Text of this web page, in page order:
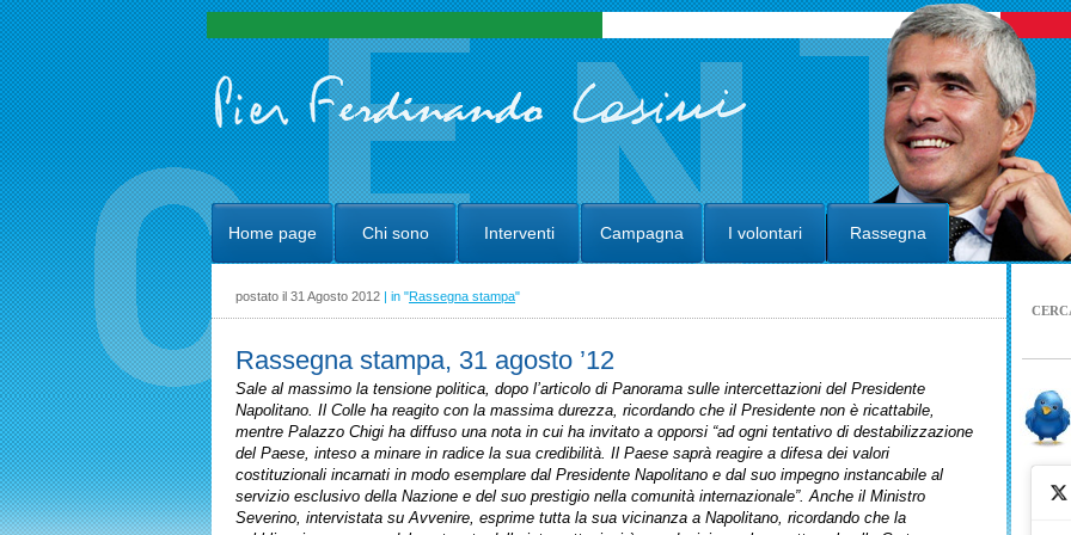
Home page Chi sono Interventi Campagna I volontari Rassegna
postato il 31 Agosto 2012 | in "Rassegna stampa"
Rassegna stampa, 31 agosto ’12
Sale al massimo la tensione politica, dopo l’articolo di Panorama sulle intercettazioni del Presidente
Napolitano. Il Colle ha reagito con la massima durezza, ricordando che il Presidente non è ricattabile,
mentre Palazzo Chigi ha diffuso una nota in cui ha invitato a opporsi “ad ogni tentativo di destabilizzazione
del Paese, inteso a minare in radice la sua credibilità. Il Paese saprà reagire a difesa dei valori
costituzionali incarnati in modo esemplare dal Presidente Napolitano e dal suo impegno instancabile al
servizio esclusivo della Nazione e del suo prestigio nella comunità internazionale”. Anche il Ministro
Severino, intervistata su Avvenire, esprime tutta la sua vicinanza a Napolitano, ricordando che la